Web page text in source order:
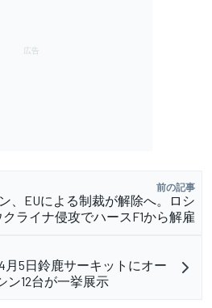
前の記事
、EUによる制裁が解除へ。ロシ
ライナ侵攻でハースF1から解雇
4月5日鈴鹿サーキットにオー
12台が一挙展示